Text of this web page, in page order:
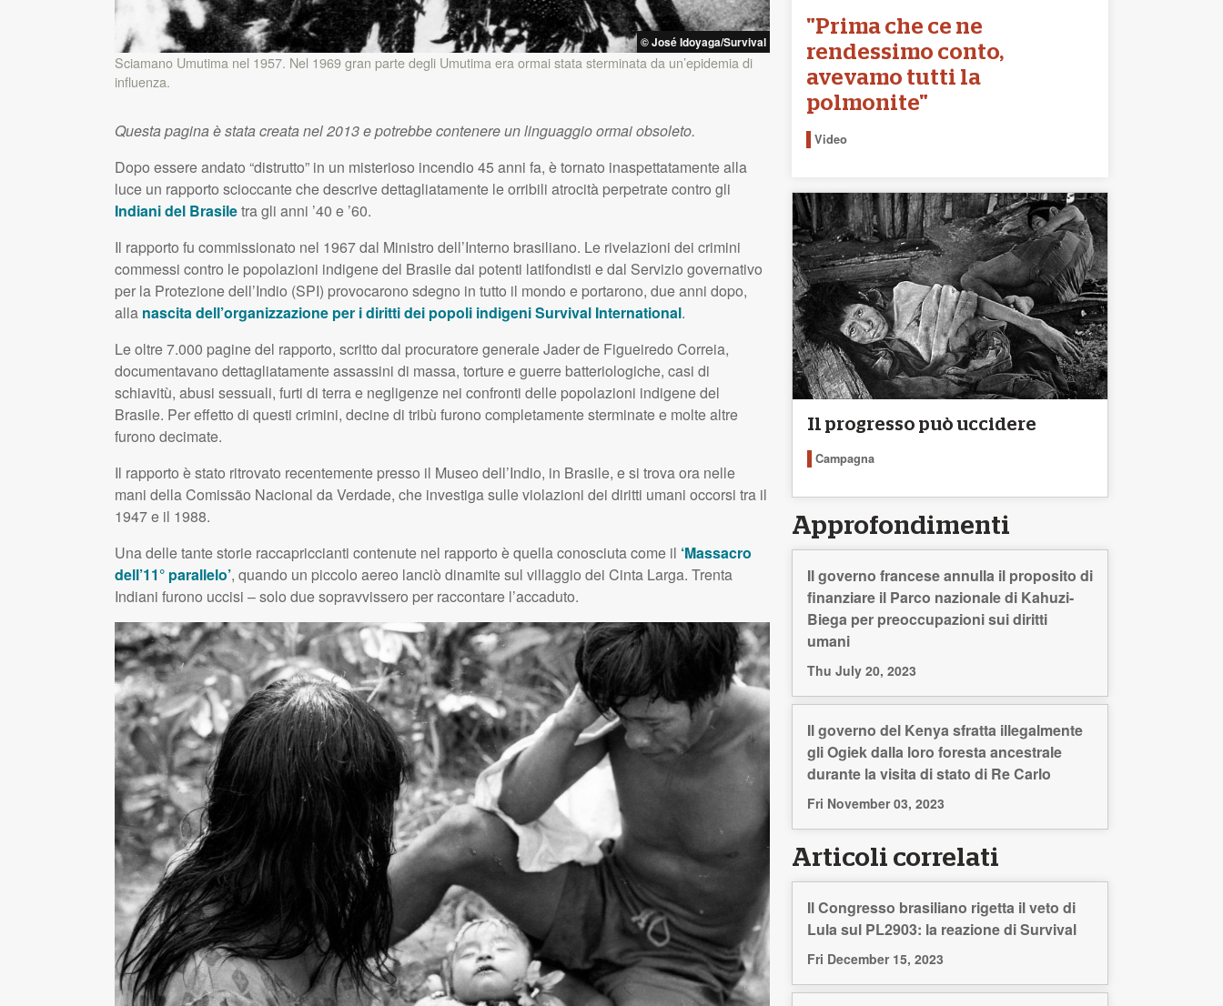
© José Idoyaga/Survival
Sciamano Umutima nel 1957. Nel 1969 gran parte degli Umutima era ormai stata sterminata da un’epidemia di
influenza.
Questa pagina è stata creata nel 2013 e potrebbe contenere un linguaggio ormai obsoleto.
Dopo essere andato “distrutto” in un misterioso incendio 45 anni fa, è tornato inaspettatamente alla
luce un rapporto scioccante che descrive dettagliatamente le orribili atrocità perpetrate contro gli
Indiani del Brasiletra gli anni ’40 e ’60.
Il rapporto fu commissionato nel 1967 dal Ministro dell’Interno brasiliano. Le rivelazioni dei crimini
commessi contro le popolazioni indigene del Brasile dai potenti latifondisti e dal Servizio governativo
per la Protezione dell’Indio (SPI) provocarono sdegno in tutto il mondo e portarono, due anni dopo,
alla nascita dell’organizzazione per i diritti dei popoli indigeni Survival International.
Le oltre 7.000 pagine del rapporto, scritto dal procuratore generale Jader de Figueiredo Correia,
documentavano dettagliatamente assassini di massa, torture e guerre batteriologiche, casi di
schiavitù, abusi sessuali, furti di terra e negligenze nei confronti delle popolazioni indigene del
Brasile. Per effetto di questi crimini, decine di tribù furono completamente sterminate e molte altre
furono decimate.
Il rapporto è stato ritrovato recentemente presso il Museo dell’Indio, in Brasile, e si trova ora nelle
mani della Comissão Nacional da Verdade, che investiga sulle violazioni dei diritti umani occorsi tra il
1947 e il 1988.
Una delle tante storie raccapriccianti contenute nel rapporto è quella conosciuta come il ‘Massacro
dell’11° parallelo’, quando un piccolo aereo lanciò dinamite sul villaggio dei Cinta Larga. Trenta
Indiani furono uccisi – solo due sopravvissero per raccontare l’accaduto.
"Prima che ce ne
rendessimo conto,
avevamo tutti la
polmonite"
Video
Il progresso può uccidere
Campagna
Approfondimenti
Il governo francese annulla il proposito di
finanziare il Parco nazionale di Kahuzi-
Biega per preoccupazioni sui diritti
umani
Thu July 20, 2023
Il governo del Kenya sfratta illegalmente
gli Ogiek dalla loro foresta ancestrale
durante la visita di stato di Re Carlo
Fri November 03, 2023
Articoli correlati
Il Congresso brasiliano rigetta il veto di
Lula sul PL2903: la reazione di Survival
Fri December 15, 2023